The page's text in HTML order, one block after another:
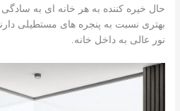
حال خیره کننده به هر خانه ای به سادگی
بهتری نسبت به پنجره های مستطیلی
نور عالی به داخل خانه.